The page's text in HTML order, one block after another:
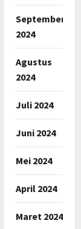
September
2024
Agustus
2024
Juli 2024
Juni 2024
Mei 2024
April 2024
Maret 2024